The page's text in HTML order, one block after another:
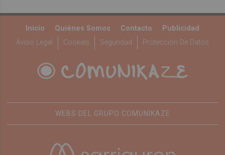
Inicio Quiénes Somos Contacto
Publicidad
Aviso Legal
Cookies Seguridad Protección De Datos
WEBS DEL GRUPO COMUNIKAZE